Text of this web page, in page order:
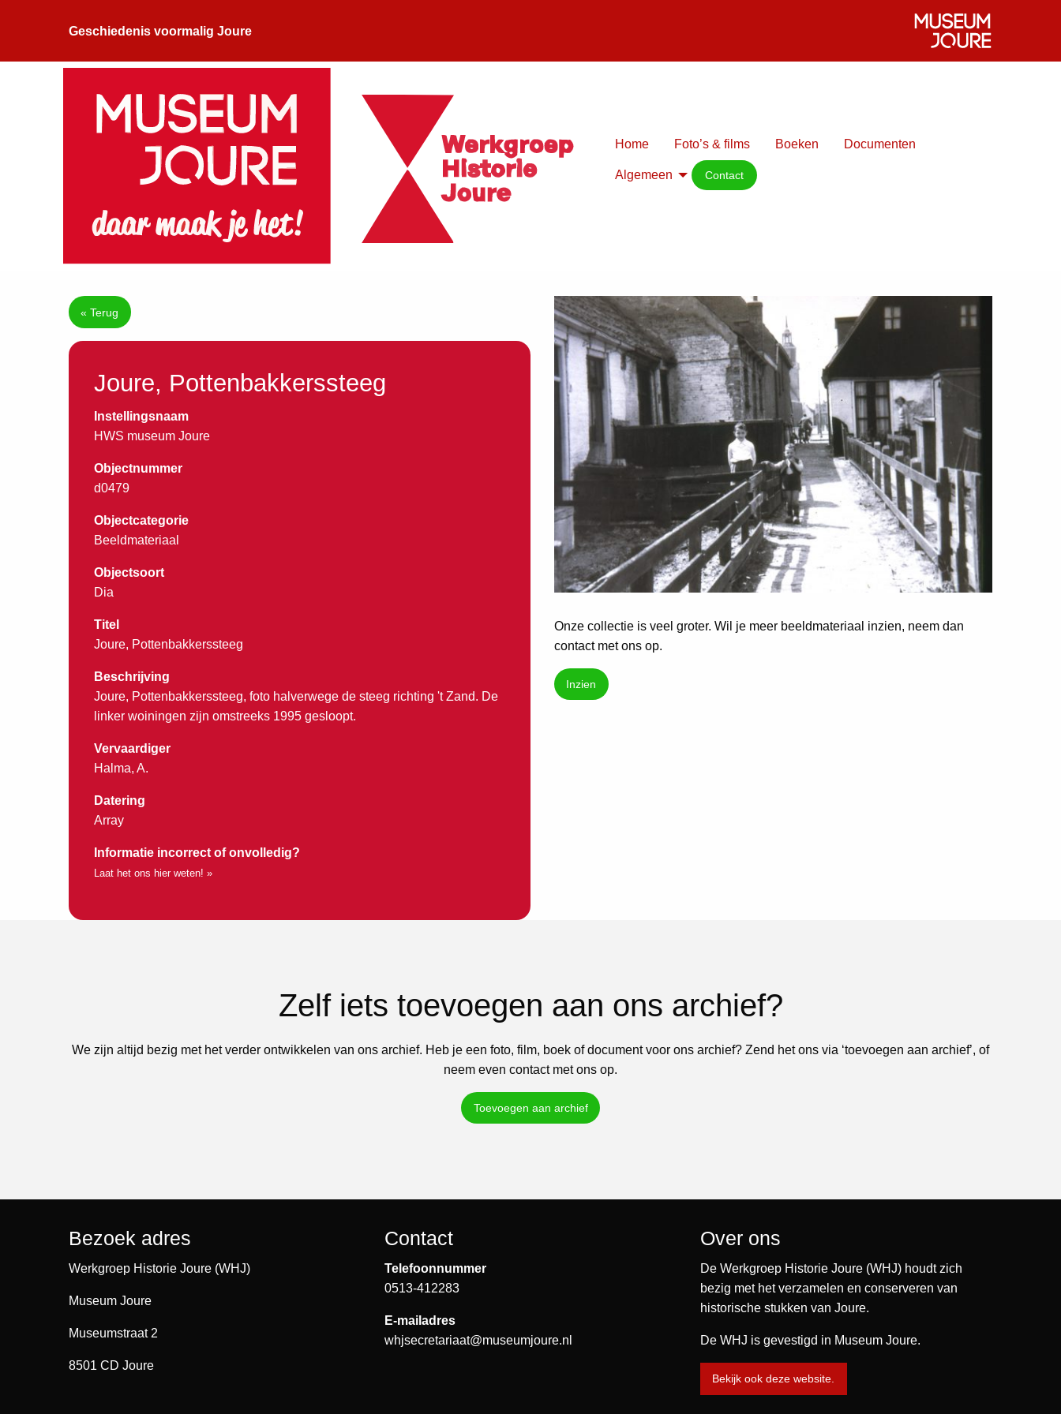
Geschiedenis voormalig Joure
Home Foto’s & films Boeken Documenten
Algemeen Contact
« Terug
Joure, Pottenbakkerssteeg
Instellingsnaam
HWS museum Joure
Objectnummer
d0479
Objectcategorie
Beeldmateriaal
Objectsoort
Dia
Titel
Joure, Pottenbakkerssteeg
Beschrijving
Joure, Pottenbakkerssteeg, foto halverwege de steeg richting 't Zand. De
linker woiningen zijn omstreeks 1995 gesloopt.
Vervaardiger
Halma, A.
Datering
Array
Informatie incorrect of onvolledig?
Laat het ons hier weten! »
Onze collectie is veel groter. Wil je meer beeldmateriaal inzien, neem dan
contact met ons op.
Inzien
Zelf iets toevoegen aan ons archief?
We zijn altijd bezig met het verder ontwikkelen van ons archief. Heb je een foto, film, boek of document voor ons archief? Zend het ons via ‘toevoegen aan archief’, of
neem even contact met ons op.
Toevoegen aan archief
Bezoek adres
Werkgroep Historie Joure (WHJ)
Museum Joure
Museumstraat 2
8501 CD Joure
Contact
Telefoonnummer
0513-412283
E-mailadres
whjsecretariaat@museumjoure.nl
Over ons
De Werkgroep Historie Joure (WHJ) houdt zich
bezig met het verzamelen en conserveren van
historische stukken van Joure.
De WHJ is gevestigd in Museum Joure.
Bekijk ook deze website.